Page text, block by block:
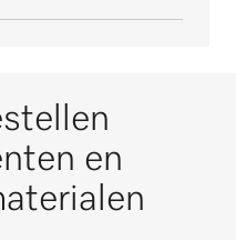
in mm
in mm i
conform
en